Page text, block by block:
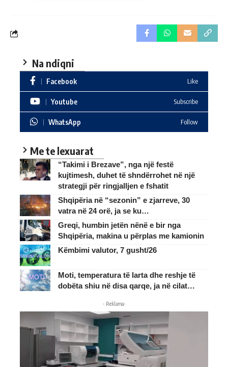
Na ndiqni
Facebook Like
Youtube Subscribe
WhatsApp Follow
Me te lexuarat
“Takimi i Brezave”, nga një festë
kujtimesh, duhet të shndërrohet në një
strategji për ringjalljen e fshatit
Shqipëria në “sezonin” e zjarreve, 30
vatra në 24 orë, ja se ku…
Greqi, humbin jetën nënë e bir nga
Shqipëria, makina u përplas me kamionin
Këmbimi valutor, 7 gusht/26
Moti, temperatura të larta dhe reshje të
dobëta shiu në disa qarqe, ja në cilat…
- Reklama-